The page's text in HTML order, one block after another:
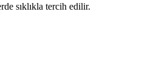
sıklıkla tercih edilir.